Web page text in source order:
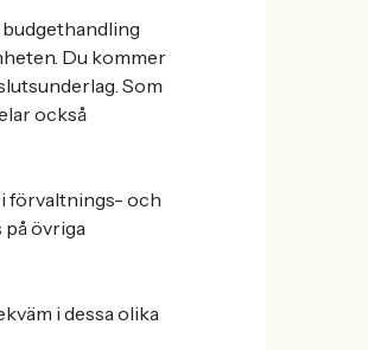
Du kommer
Som
också
förvaltnings- och
övriga
i dessa olika